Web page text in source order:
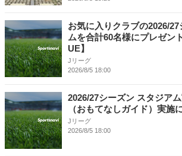
お気に入りクラブの2026/
ムを合計60名様にプレゼン
UE】
Jリーグ
2026/8/5 18:00
2026/27シーズン スタジア
（おもてなしガイド）実施
Jリーグ
2026/8/5 18:00